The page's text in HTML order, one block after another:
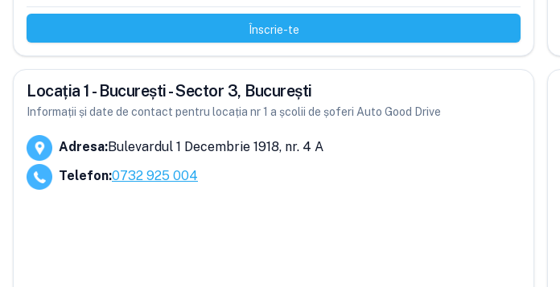
Înscrie-te
Locația 1 - București - Sector 3, București
Informații și date de contact pentru locația nr 1 a școlii de șoferi Auto Good Drive
Adresa:Bulevardul 1 Decembrie 1918, nr. 4 A
Telefon:0732 925 004